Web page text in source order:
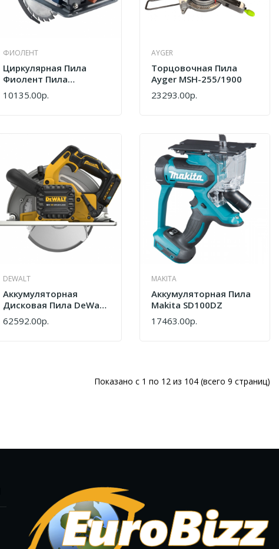
ФИОЛЕНТ
Циркулярная Пила
Фиолент Пила
Дисковая Фиолент
Professional ПД 7-75
10135.00р.
КУПИТЬ
AYGER
Tорцовочная Пила
Ayger MSH-255/1900
23293.00р.
КУПИТЬ
DEWALT
Аккумуляторная
Дисковая Пила DeWalt
DCS383N-XJ
62592.00р.
КУПИТЬ
MAKITA
Аккумуляторная Пила
Makita SD100DZ
17463.00р.
КУПИТЬ
Показано с 1 по 12 из 104 (всего 9 страниц)